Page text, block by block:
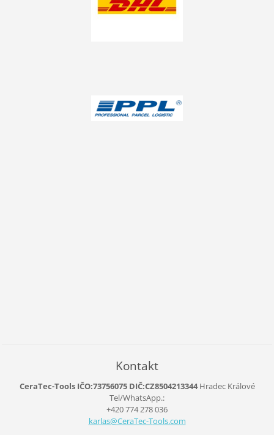
Kontakt
CeraTec-Tools IČO:73756075 DIČ:CZ8504213344Hradec Králové
Tel/WhatsApp.:
+420 774 278 036
karlas@CeraTec-Tools.com